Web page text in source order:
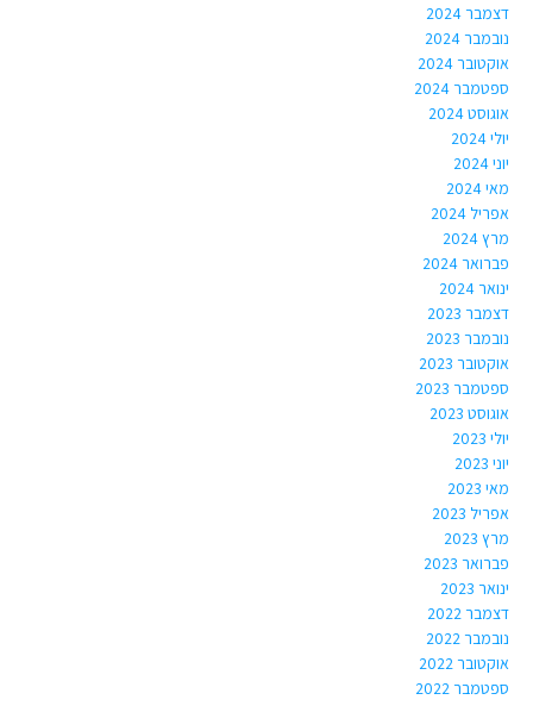
דצמבר 2024
נובמבר 2024
אוקטובר 2024
ספטמבר 2024
אוגוסט 2024
יולי 2024
יוני 2024
מאי 2024
אפריל 2024
מרץ 2024
פברואר 2024
ינואר 2024
דצמבר 2023
נובמבר 2023
אוקטובר 2023
ספטמבר 2023
אוגוסט 2023
יולי 2023
יוני 2023
מאי 2023
אפריל 2023
מרץ 2023
פברואר 2023
ינואר 2023
דצמבר 2022
נובמבר 2022
אוקטובר 2022
ספטמבר 2022